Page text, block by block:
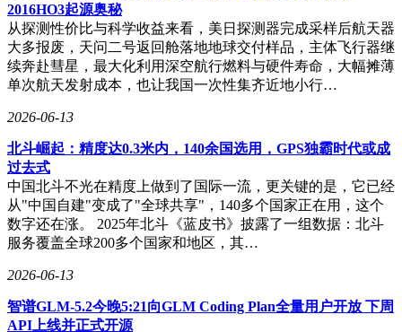
2016HO3起源奥秘
从探测性价比与科学收益来看，美日探测器完成采样后航天器
大多报废，天问二号返回舱落地地球交付样品，主体飞行器继
续奔赴彗星，最大化利用深空航行燃料与硬件寿命，大幅摊薄
单次航天发射成本，也让我国一次性集齐近地小行…
2026-06-13
北斗崛起：精度达0.3米内，140余国选用，GPS独霸时代或成
过去式
中国北斗不光在精度上做到了国际一流，更关键的是，它已经
从"中国自建"变成了"全球共享"，140多个国家正在用，这个
数字还在涨。 2025年北斗《蓝皮书》披露了一组数据：北斗
服务覆盖全球200多个国家和地区，其…
2026-06-13
智谱GLM-5.2今晚5:21向GLM Coding Plan全量用户开放 下周
API上线并正式开源